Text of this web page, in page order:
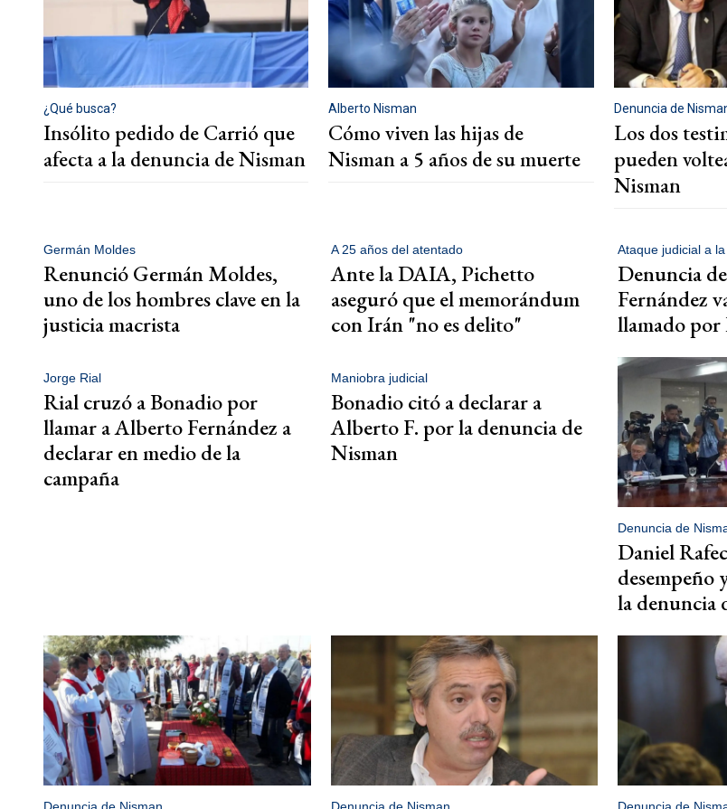
¿Qué busca?
Insólito pedido de Carrió que
afecta a la denuncia de Nisman
Alberto Nisman
Cómo viven las hijas de
Nisman a 5 años de su muerte
Denuncia de
Los dos
pueden
Nisman
Germán Moldes
Renunció Germán Moldes,
uno de los hombres clave en la
justicia macrista
A 25 años del atentado
Ante la DAIA, Pichetto
aseguró que el memorándum
con Irán "no es delito"
Ataque judicial a
Denuncia
Fernández
llamado por
Jorge Rial
Rial cruzó a Bonadio por
llamar a Alberto Fernández a
declarar en medio de la
campaña
Maniobra judicial
Bonadio citó a declarar a
Alberto F. por la denuncia de
Nisman
Denuncia de
Daniel
desempeño
la denuncia